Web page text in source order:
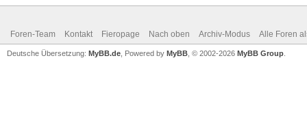
Foren-Team Kontakt Fieropage Nach oben Archiv-Modus Alle Foren
Deutsche Übersetzung: MyBB.de , Powered by MyBB , © 2002-2026 MyBB Group